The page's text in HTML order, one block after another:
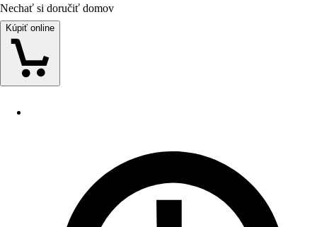
Nechať si doručiť domov
Kúpiť online